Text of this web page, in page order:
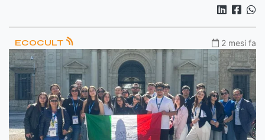
ECOCULT 2 mesi fa